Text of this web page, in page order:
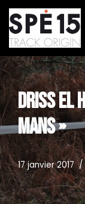
Aller
au
contenu
DRISS EL
MANS »
17 janvier 2017